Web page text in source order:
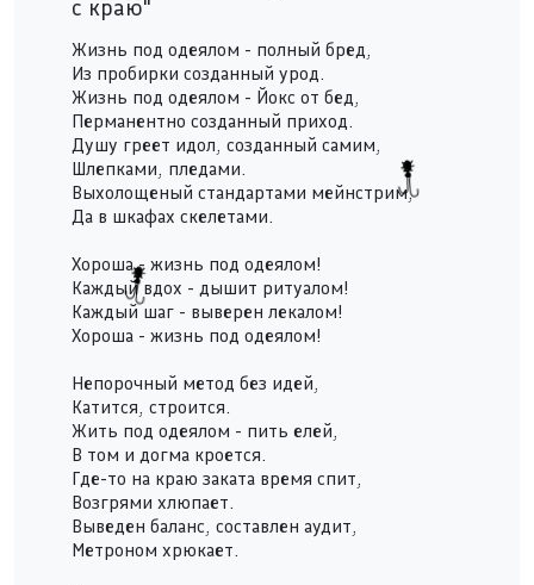
pause
с краю"
Жизнь под одеялом - полный бред,
Из пробирки созданный урод.
Жизнь под одеялом - Йокс от бед,
Перманентно созданный приход.
Душу греет идол, созданный самим,
Шлепками, пледами.
Выхолощеный стандартами мейнстрим,
Да в шкафах скелетами.
Хороша - жизнь под одеялом!
Каждый вдох - дышит ритуалом!
Каждый шаг - выверен лекалом!
Хороша - жизнь под одеялом!
Непорочный метод без идей,
Катится, строится.
Жить под одеялом - пить елей,
В том и догма кроется.
Где-то на краю заката время спит,
Возгрями хлюпает.
Выведен баланс, составлен аудит,
Метроном хрюкает.